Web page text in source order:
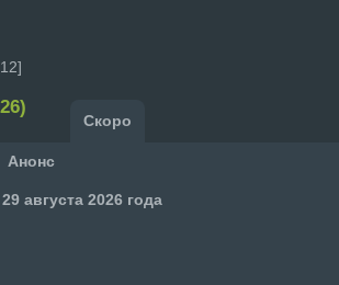
Скоро
Анонс
августа 2026 года